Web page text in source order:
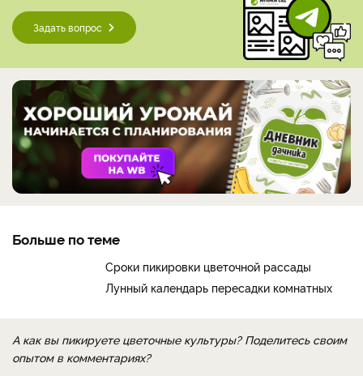
Задать вопрос
Больше по теме
Сроки пикировки цветочной рассады
Лунный календарь пересадки комнатных
А как вы пикируете цветочные культуры? Поделитесь своим
опытом в комментариях?